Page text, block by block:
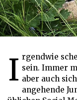
Irgendwie scheint es der Trend schlechthin zu sein. Immer
aber auch
angehende